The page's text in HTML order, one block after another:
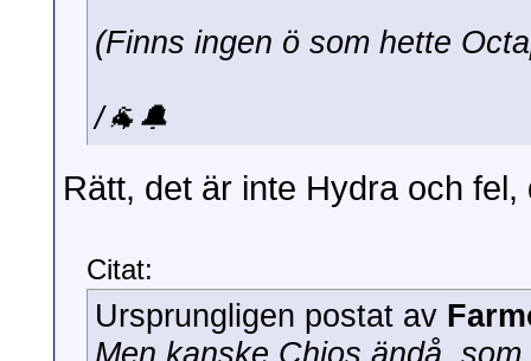
(Finns ingen ö som hette
/🐐🔔
Rätt, det är inte Hydra och
Citat:
Ursprungligen postat av